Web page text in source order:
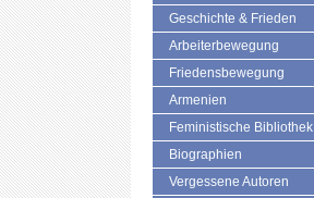
Geschichte & Frieden
Arbeiterbewegung
Friedensbewegung
Armenien
Feministische Bibliothek
Biographien
Vergessene Autoren